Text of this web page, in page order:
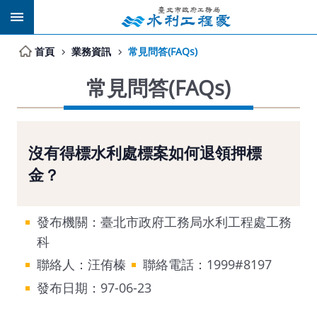
跳到主要內容區塊
首頁 業務資訊 常見問答(FAQs)
常見問答(FAQs)
沒有得標水利處標案如何退領押標
金？
發布機關：臺北市政府工務局水利工程處工務
科
聯絡人：汪侑榛
聯絡電話：1999#8197
發布日期：97-06-23